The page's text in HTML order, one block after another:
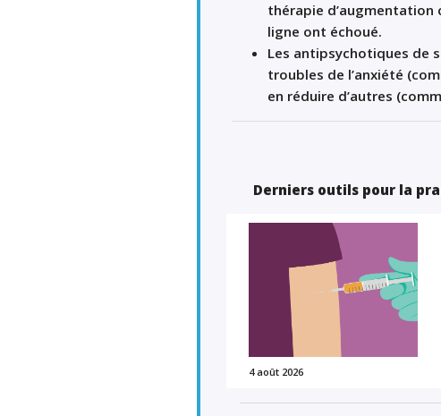
thérapie d’augmentation
ligne ont échoué.
Les antipsychotiques de
troubles de l’anxiété
en réduire d’autres
Derniers outils pour la
4 août 2026